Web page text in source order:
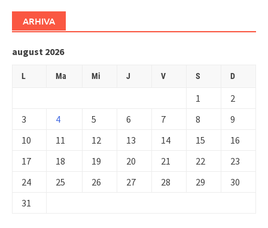
ARHIVA
august 2026
L Ma Mi J V S D
1
2
3
4 5 6 7 8
9
10
11 12 13 14 15
16
17
18 19 20 21 22
23
24
25 26 27 28 29
30
31